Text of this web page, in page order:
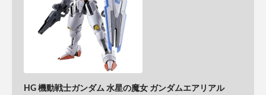
HG 機動戦士ガンダム 水星の魔女 ガンダムエアリアル